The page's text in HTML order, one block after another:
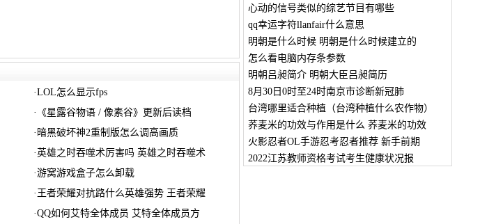
·LOL怎么显示fps
· 《星露谷物语 / 像素谷》更新后读档
· 暗黑破坏神2重制版怎么调高画质
·英雄之时吞噬术厉害吗 英雄之时吞噬术
·游窝游戏盒子怎么卸载
· 王者荣耀对抗路什么英雄强势 王者荣耀
·QQ如何艾特全体成员 艾特全体成员方
心动的信号类似的综艺节目有哪些
qq幸运字符llanfair什么意思
明朝是什么时候 明朝是什么时候建立的
怎么看电脑内存条参数
明朝吕昶简介 明朝大臣吕昶简历
8月30日0时至24时南京市诊断新冠肺
台湾哪里适合种植（台湾种植什么农作物）
荞麦米的功效与作用是什么 荞麦米的功效
火影忍者OL手游忍考忍者推荐 新手前期
2022江苏教师资格考试考生健康状况报